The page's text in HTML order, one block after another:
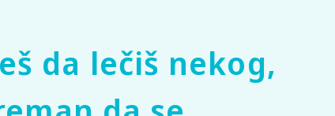
da lečiš nekog,
da se